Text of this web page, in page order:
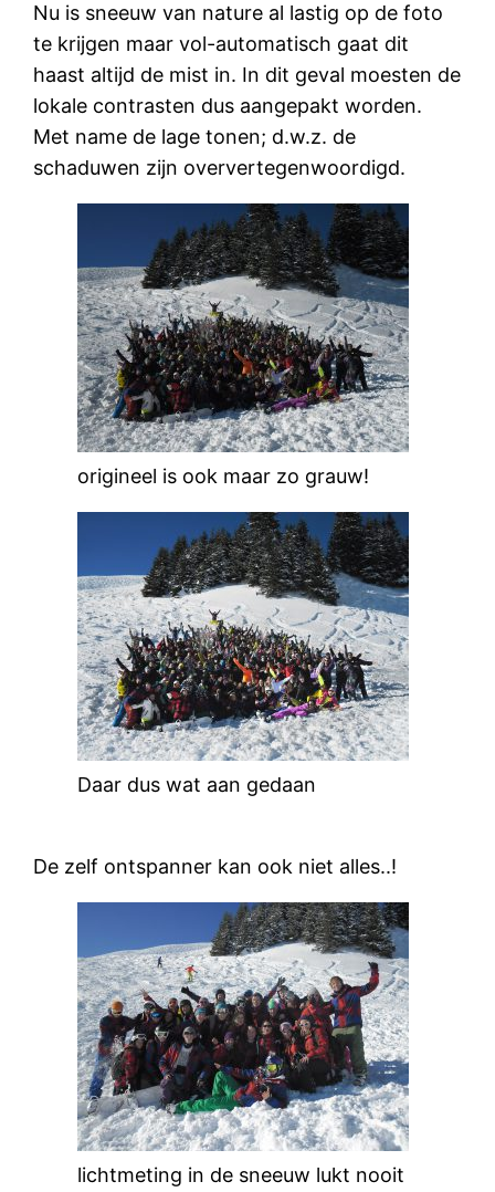
Nu is sneeuw van nature al lastig op de foto
te krijgen maar vol-automatisch gaat dit
haast altijd de mist in. In dit geval moesten de
lokale contrasten dus aangepakt worden.
Met name de lage tonen; d.w.z. de
schaduwen zijn oververtegenwoordigd.
origineel is ook maar zo grauw!
Daar dus wat aan gedaan
De zelf ontspanner kan ook niet alles..!
lichtmeting in de sneeuw lukt nooit